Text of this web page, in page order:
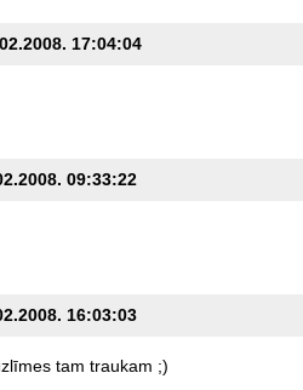
17:04:04
09:33:22
16:03:03
tam traukam ;)